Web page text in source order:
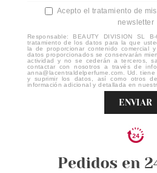
Acepto el tratamiento de
newsletter
Responsable: BEAUTY DIVISION SL
tratamiento de los datos para la que
la de proporcionar contenido comercial
datos proporcionados se conservarán
actividad y no se cederán a terceros,
contactar con nosotros a través de
anna@lacentraldelperfume.com. Ud.
y suprimir los datos, así como otros
información adicional y detallada en
ENVIAR